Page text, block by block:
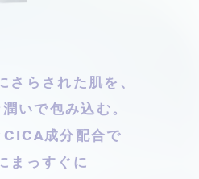
さらされた肌を、
いで包み込む。
CICA成分配合で
まっすぐに